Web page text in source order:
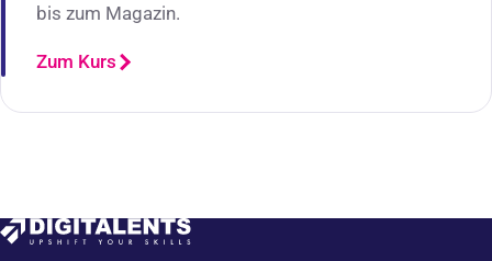
bis zum Magazin.
Zum Kurs